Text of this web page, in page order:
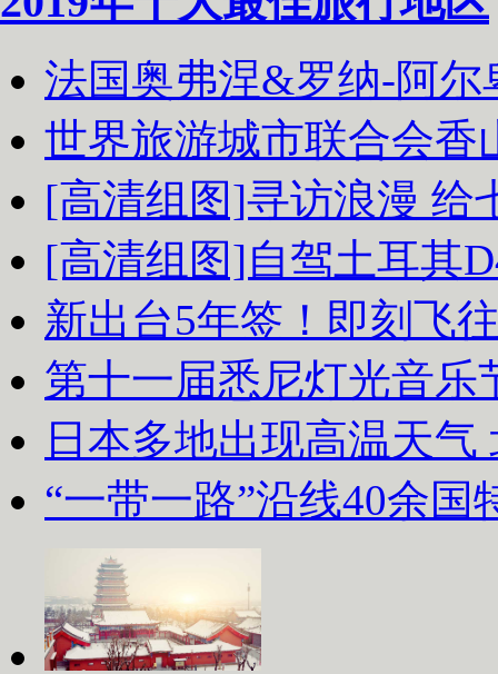
法国奥弗涅&罗纳-阿
世界旅游城市联合会香
[高清组图]寻访浪漫 给
[高清组图]自驾土耳其
新出台5年签！即刻飞
第十一届悉尼灯光音乐
日本多地出现高温天
“一带一路”沿线40余国